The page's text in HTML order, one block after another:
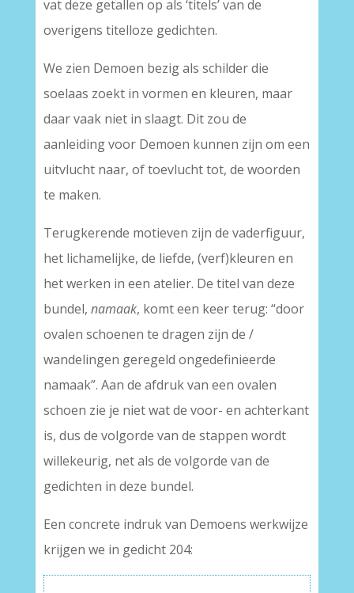
vat deze getallen op als ‘titels’ van de
overigens titelloze gedichten.
We zien Demoen bezig als schilder die
soelaas zoekt in vormen en kleuren, maar
daar vaak niet in slaagt. Dit zou de
aanleiding voor Demoen kunnen zijn om een
uitvlucht naar, of toevlucht tot, de woorden
te maken.
Terugkerende motieven zijn de vaderfiguur,
het lichamelijke, de liefde, (verf)kleuren en
het werken in een atelier. De titel van deze
bundel, namaak, komt een keer terug: “door
ovalen schoenen te dragen zijn de /
wandelingen geregeld ongedefinieerde
namaak”. Aan de afdruk van een ovalen
schoen zie je niet wat de voor- en achterkant
is, dus de volgorde van de stappen wordt
willekeurig, net als de volgorde van de
gedichten in deze bundel.
Een concrete indruk van Demoens werkwijze
krijgen we in gedicht 204: